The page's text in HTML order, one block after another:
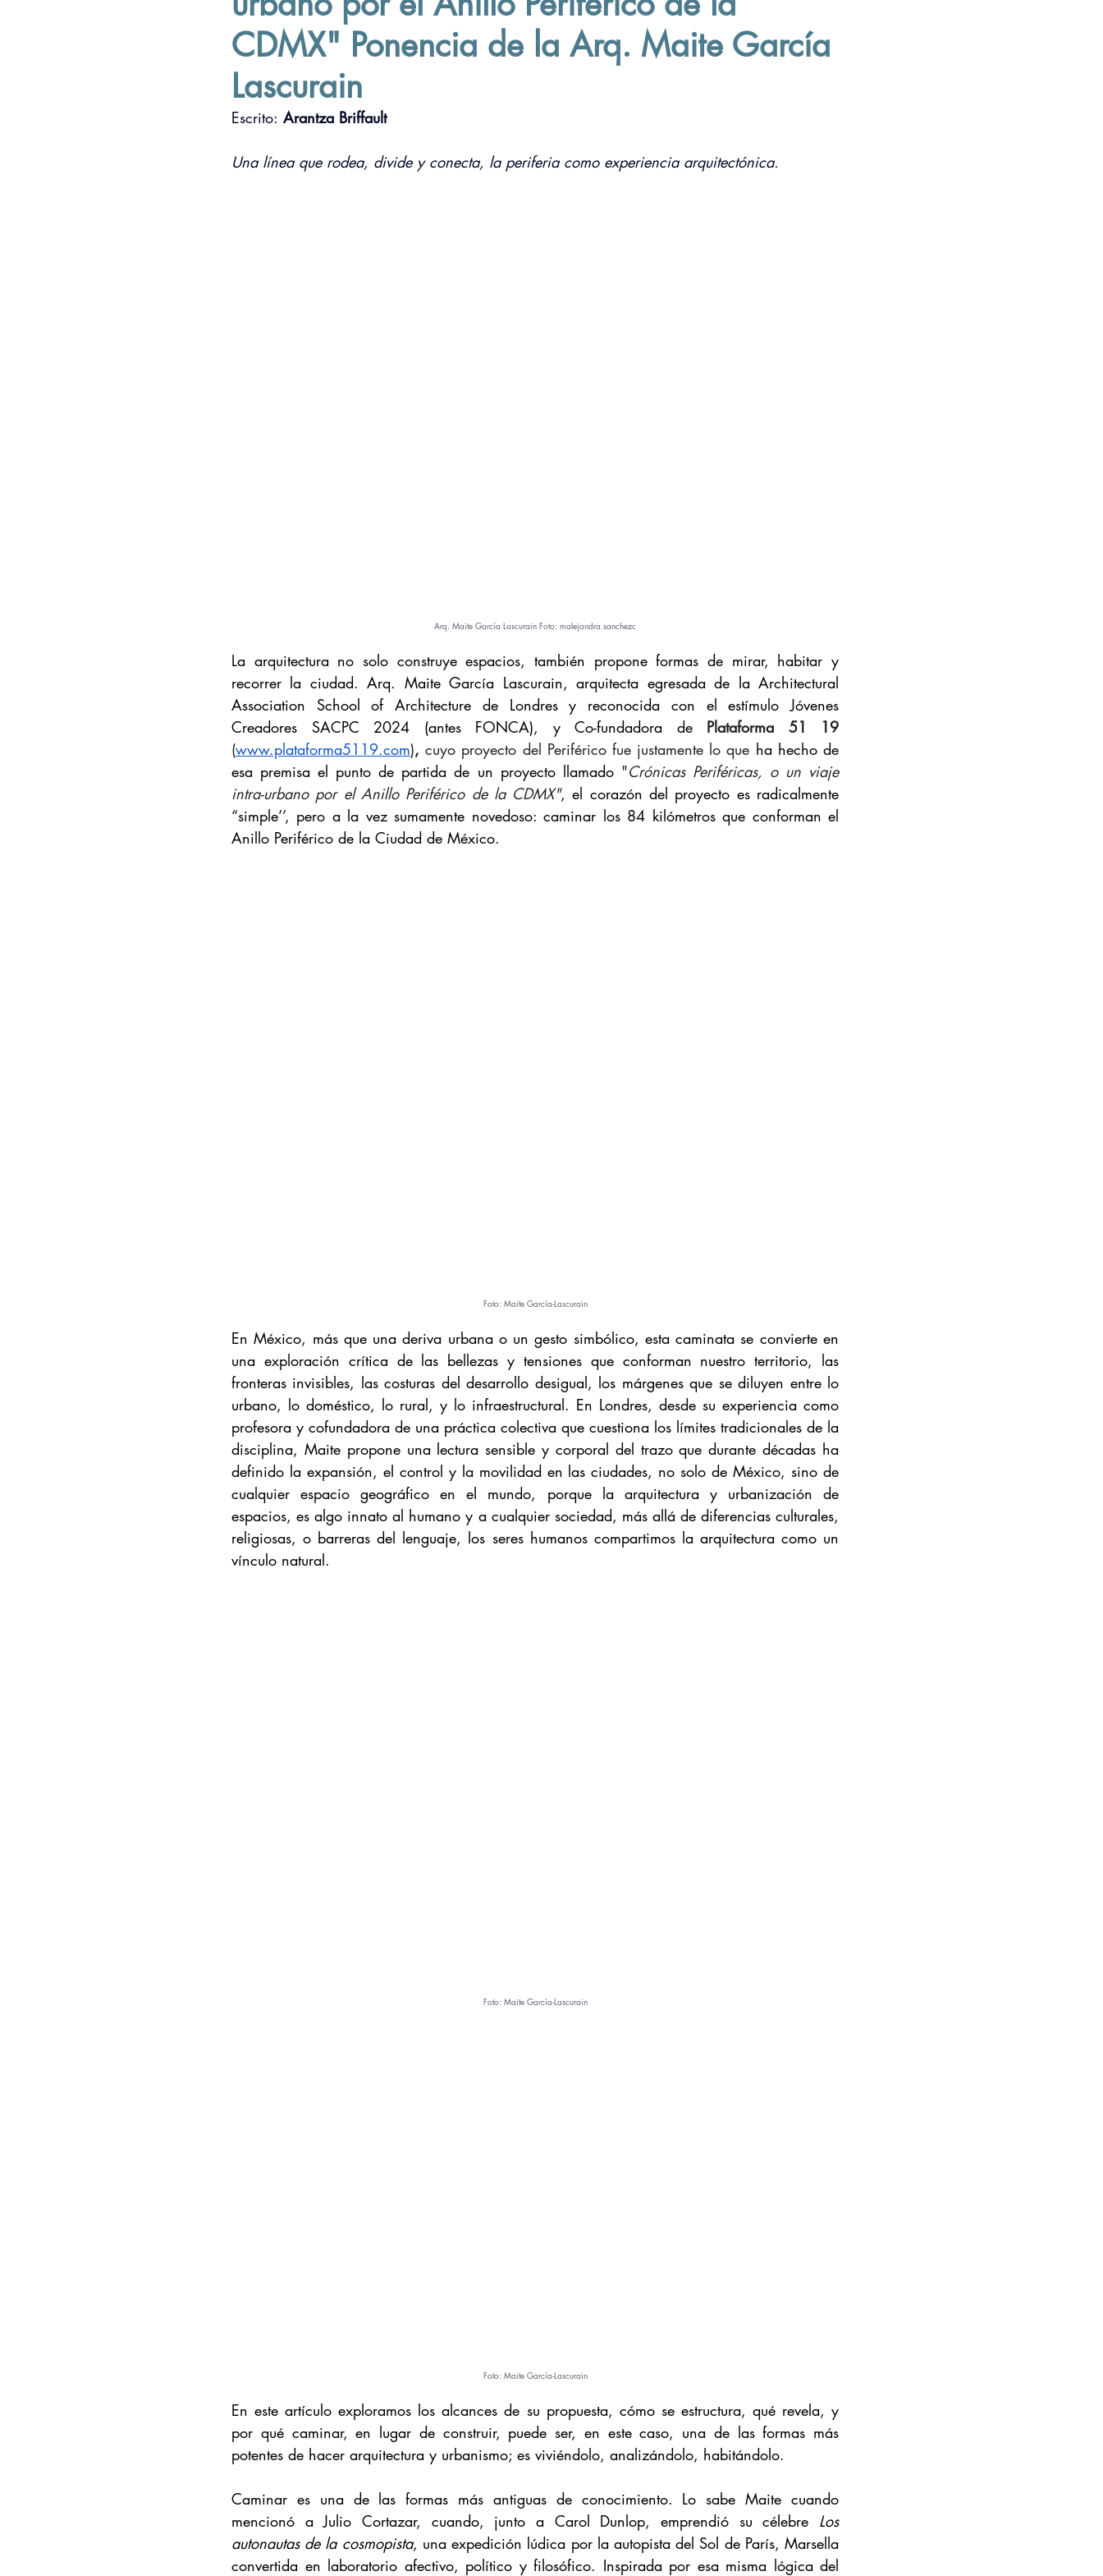
CDMX" Ponencia de la Arq. Maite García
Lascurain
Escrito: Arantza Briffault
Una línea que rodea, divide y conecta, la periferia como experiencia arquitectónica.
Arq. Maite García Lascurain Foto: malejandra.sanchezc
La arquitectura no solo construye espacios, también propone formas de mirar, habitar y
recorrer la ciudad. Arq. Maite García Lascurain, arquitecta egresada de la Architectural
Association School of Architecture de Londres y reconocida con el estímulo Jóvenes
Creadores SACPC 2024 (antes FONCA), y Co-fundadora de
(www.plataforma5119.com), cuyo proyecto del Periférico fue justamente lo que ha hecho de
esa premisa el punto de partida de un proyecto llamado "Crónicas Periféricas, o un viaje
intra-urbano por el Anillo Periférico de la CDMX", el corazón del proyecto es radicalmente
“simple’’, pero a la vez sumamente novedoso: caminar los 84 kilómetros que conforman el
Anillo Periférico de la Ciudad de México.
Foto: Maite García-Lascurain
En México, más que una deriva urbana o un gesto simbólico, esta caminata se convierte en
una exploración crítica de las bellezas y tensiones que conforman nuestro territorio, las
fronteras invisibles, las costuras del desarrollo desigual, los márgenes que se diluyen entre lo
urbano, lo doméstico, lo rural, y lo infraestructural. En Londres, desde su experiencia como
profesora y cofundadora de una práctica colectiva que cuestiona los límites tradicionales de la
disciplina, Maite propone una lectura sensible y corporal del trazo que durante décadas ha
definido la expansión, el control y la movilidad en las ciudades, no solo de México, sino de
cualquier espacio geográfico en el mundo, porque la arquitectura y urbanización de
espacios, es algo innato al humano y a cualquier sociedad, más allá de diferencias culturales,
religiosas, o barreras del lenguaje, los seres humanos compartimos la arquitectura como un
vínculo natural.
Foto: Maite García-Lascurain
Foto: Maite García-Lascurain
En este artículo exploramos los alcances de su propuesta, cómo se estructura, qué revela, y
por qué caminar, en lugar de construir, puede ser, en este caso, una de las formas más
potentes de hacer arquitectura y urbanismo; es viviéndolo, analizándolo, habitándolo.
Caminar es una de las formas más antiguas de conocimiento. Lo sabe Maite cuando
mencionó a Julio Cortazar, cuando, junto a Carol Dunlop, emprendió su célebre Los
autonautas de la cosmopista, una expedición lúdica por la autopista del Sol de París, Marsella
convertida en laboratorio afectivo, político y filosófico. Inspirada por esa misma lógica del